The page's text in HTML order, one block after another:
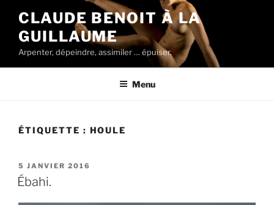
contenu
principal
CLAUDE BENOIT À LA
GUILLAUME
Arpenter, dépeindre, assimiler … épuiser.
Menu
ÉTIQUETTE : HOULE
PUBLIÉ
LE
5 JANVIER 2016
Ébahi.